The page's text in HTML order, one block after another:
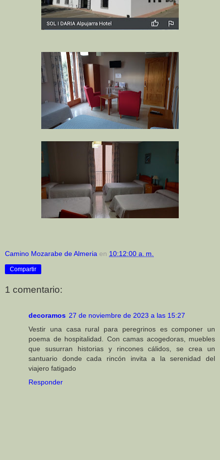
Camino Mozarabe de Almeria en 10:12:00 a. m.
Compartir
1 comentario:
decoramos 27 de noviembre de 2023 a las 15:27
Vestir una casa rural para peregrinos es componer un
poema de hospitalidad. Con camas acogedoras, muebles
que susurran historias y rincones cálidos, se crea un
santuario donde cada rincón invita a la serenidad del
viajero fatigado
Responder